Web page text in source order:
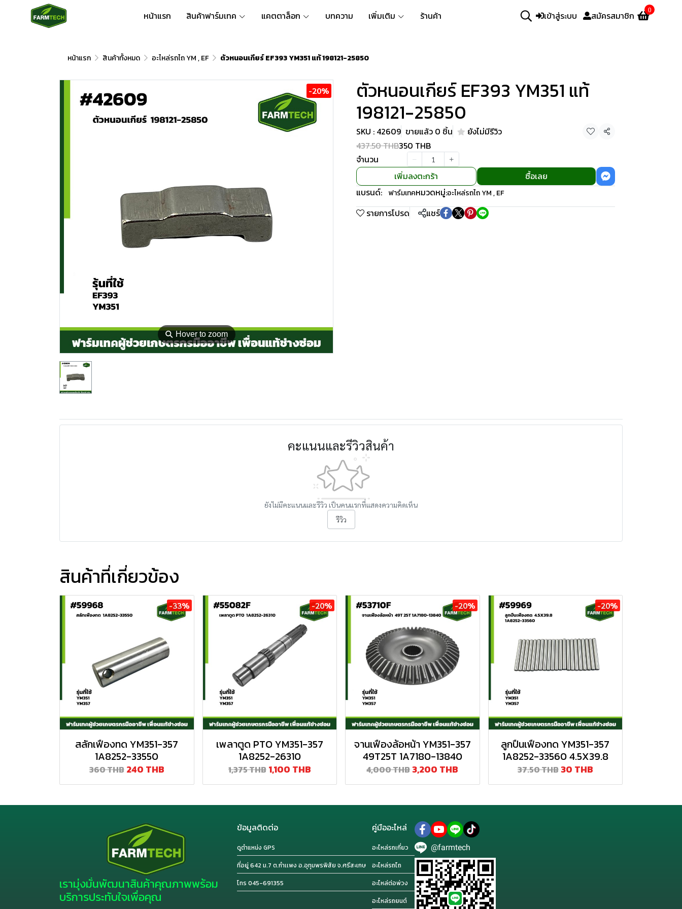
หน้าแรก สินค้าฟาร์มเทค แคตตาล็อก บทความ เพิ่มเติม ร้านค้า เข้าสู่ระบบ สมัครสมาชิก 0
หน้าแรก สินค้าทั้งหมด อะไหล่รถไถ YM , EF ตัวหนอนเกียร์ EF393 YM351 แท้ 198121-25850
⚲Hover to zoom
-20% ตัวหนอนเกียร์ EF393 YM351 แท้
198121-25850
SKU : 42609 ขายแล้ว 0 ชิ้น ยังไม่มีรีวิว
แชร์
437.50 THB350 THB
จำนวน
เพิ่มลงตะกร้า
ซื้อเลย
แบรนด์:
ฟาร์มเทคหมวดหมู่:อะไหล่รถไถ YM , EF
รายการโปรด แชร์
คะแนนและรีวิวสินค้า
ยังไม่มีคะแนนและรีวิว เป็นคนแรกที่แสดงความคิดเห็น
รีวิว
สินค้าที่เกี่ยวข้อง
-33%
สลักเฟืองทด YM351-357
1A8252-33550
360 THB 240 THB
-20%
เพลาตูด PTO YM351-357
1A8252-26310
1,375 THB 1,100 THB
-20%
จานเฟืองล้อหน้า YM351-357
49T25T 1A7180-13840
4,000 THB3,200 THB
-20%
ลูกปืนเฟืองทด YM351-357
1A8252-33560 4.5X39.8
37.50 THB 30 THB
เรามุ่งมั่นพัฒนาสินค้าคุณภาพพร้อม
บริการประทับใจเพื่อคุณ
ข้อมูลติดต่อ
ดูตำแหน่ง GPS
ที่อยู่ 642 ม.7 ต.กำเเพง อ.อุทุมพรพิสัย จ.ศรีสะเกษ
โทร 045-691355
คู่มืออะไหล่
อะไหล่รถเกี่ยว
อะไหล่รถไถ
อะไหล่ต่อพ่วง
อะไหล่รถยนต์
@farmtech